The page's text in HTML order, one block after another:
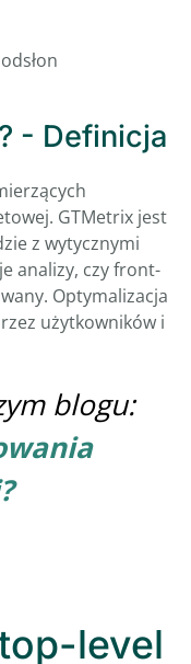
- Definicja
GTMetrix jest
z wytycznymi
analizy, czy front-
Optymalizacja
użytkowników i
blogu:
level